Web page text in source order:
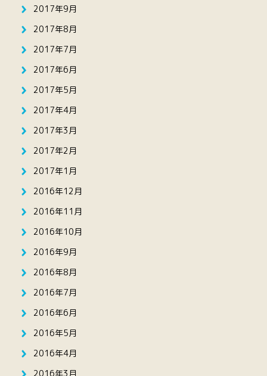
2017年9月
2017年8月
2017年7月
2017年6月
2017年5月
2017年4月
2017年3月
2017年2月
2017年1月
2016年12月
2016年11月
2016年10月
2016年9月
2016年8月
2016年7月
2016年6月
2016年5月
2016年4月
2016年3月